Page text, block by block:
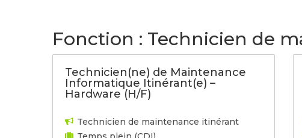
Fonction : Technicien de
Technicien(ne) de Maintenance
Informatique Itinérant(e) –
Hardware (H/F)
Technicien de maintenance itinérant